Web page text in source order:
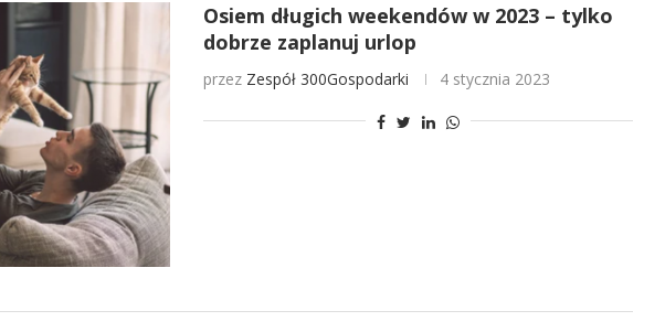
Osiem długich weekendów w 2023 – tylko
dobrze zaplanuj urlop
przez Zespół 300Gospodarki 4 stycznia 2023